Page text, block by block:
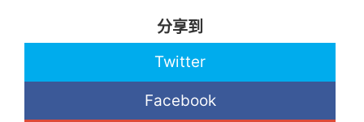
分享到
Twitter
Facebook